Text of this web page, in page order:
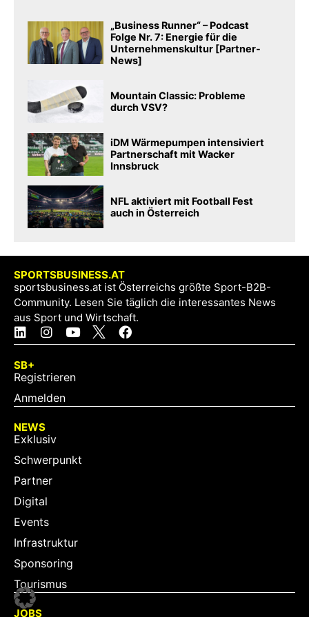
„Business Runner“ – Podcast
Folge Nr. 7: Energie für die
Unternehmenskultur [Partner-
News]
Mountain Classic: Probleme
durch VSV?
iDM Wärmepumpen intensiviert
Partnerschaft mit Wacker
Innsbruck
NFL aktiviert mit Football Fest
auch in Österreich
SPORTSBUSINESS.AT
sportsbusiness.at ist Österreichs größte Sport-B2B-
Community. Lesen Sie täglich die interessantes News
aus Sport und Wirtschaft.
SB+
Registrieren
Anmelden
NEWS
Exklusiv
Schwerpunkt
Partner
Digital
Events
Infrastruktur
Sponsoring
Tourismus
JOBS